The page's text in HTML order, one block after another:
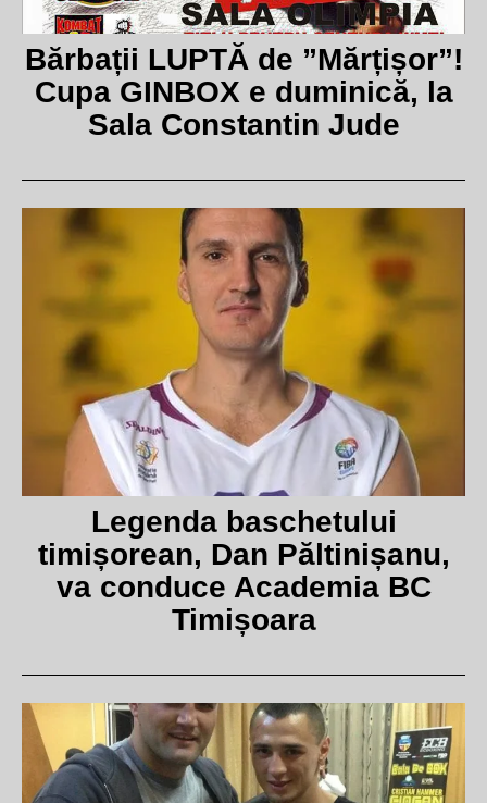
Bărbații LUPTĂ de ”Mărțișor”!
Cupa GINBOX e duminică, la
Sala Constantin Jude
Legenda baschetului
timișorean, Dan Păltinișanu,
va conduce Academia BC
Timișoara